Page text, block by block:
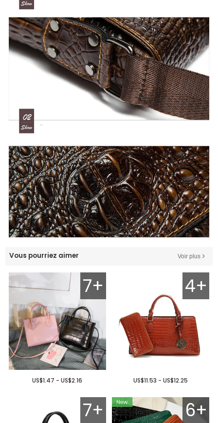
Vous pourriez aimer Voir plus
7+
US$1.47 - US$2.16
4+
US$11.53 - US$12.25
7+ 6+